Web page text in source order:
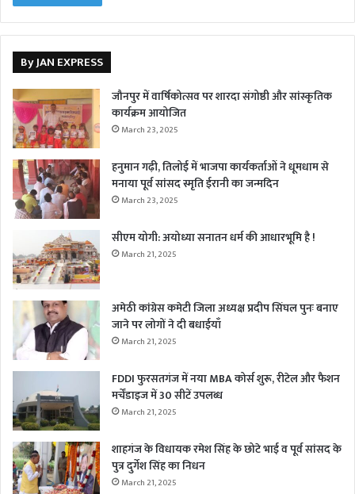
By JAN EXPRESS
जौनपुर में वार्षिकोत्सव पर शारदा संगोष्ठी और सांस्कृतिक
कार्यक्रम आयोजित
March 23, 2025
हनुमान गढ़ी, तिलोई में भाजपा कार्यकर्ताओं ने धूमधाम से
मनाया पूर्व सांसद स्मृति ईरानी का जन्मदिन
March 23, 2025
सीएम योगी: अयोध्या सनातन धर्म की आधारभूमि है !
March 21, 2025
अमेठी कांग्रेस कमेटी जिला अध्यक्ष प्रदीप सिंघल पुनः बनाए
जाने पर लोगों ने दी बधाईयाँ
March 21, 2025
FDDI फुरसतगंज में नया MBA कोर्स शुरू, रीटेल और फैशन
मर्चेंडाइज में 30 सीटें उपलब्ध
March 21, 2025
शाहगंज के विधायक रमेश सिंह के छोटे भाई व पूर्व सांसद के
पुत्र दुर्गेश सिंह का निधन
March 21, 2025